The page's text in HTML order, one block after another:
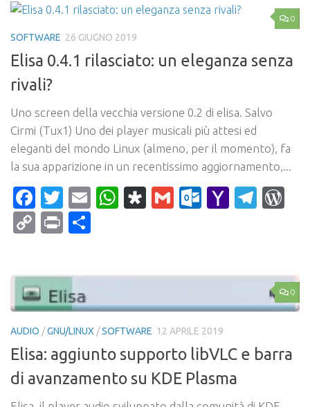
0
SOFTWARE 26 GIUGNO 2019
Elisa 0.4.1 rilasciato: un eleganza senza
rivali?
Uno screen della vecchia versione 0.2 di elisa. Salvo
Cirmi (Tux1) Uno dei player musicali più attesi ed
eleganti del mondo Linux (almeno, per il momento), fa
la sua apparizione in un recentissimo aggiornamento,...
Facebook
Twitter
EmailWhatsApp
Diaspora
Gmail Yahoo
CopyPrint
0
AUDIO /GNU/LINUX /SOFTWARE 12 APRILE 2019
Elisa: aggiunto supporto libVLC e barra
di avanzamento su KDE Plasma